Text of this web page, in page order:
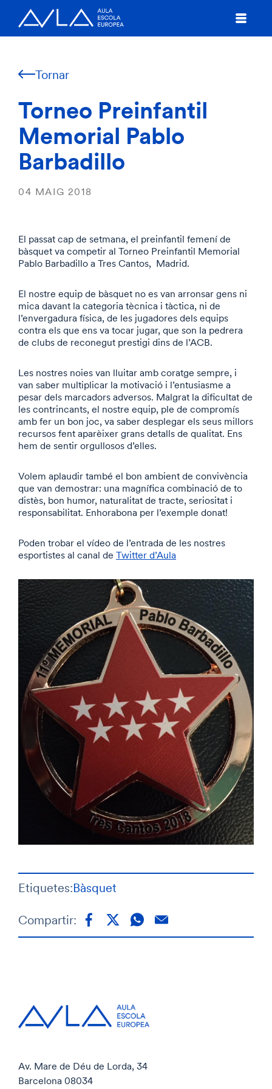
Tornar
Torneo Preinfantil
Memorial Pablo
Barbadillo
04 MAIG 2018
El passat cap de setmana, el preinfantil femení de
bàsquet va competir al Torneo Preinfantil Memorial
Pablo Barbadillo a Tres Cantos, Madrid.
El nostre equip de bàsquet no es van arronsar gens ni
mica davant la categoria tècnica i tàctica, ni de
l’envergadura física, de les jugadores dels equips
contra els que ens va tocar jugar, que son la pedrera
de clubs de reconegut prestigi dins de l’ACB.
Les nostres noies van lluitar amb coratge sempre, i
van saber multiplicar la motivació i l’entusiasme a
pesar dels marcadors adversos. Malgrat la dificultat de
les contrincants, el nostre equip, ple de compromís
amb fer un bon joc, va saber desplegar els seus millors
recursos fent aparèixer grans detalls de qualitat. Ens
hem de sentir orgullosos d’elles.
Volem aplaudir també el bon ambient de convivència
que van demostrar: una magnífica combinació de to
distès, bon humor, naturalitat de tracte, seriositat i
responsabilitat. Enhorabona per l’exemple donat!
Poden trobar el vídeo de l’entrada de les nostres
esportistes al canal de Twitter d’Aula
Etiquetes:Bàsquet
Compartir:
Av. Mare de Déu de Lorda, 34
Barcelona 08034